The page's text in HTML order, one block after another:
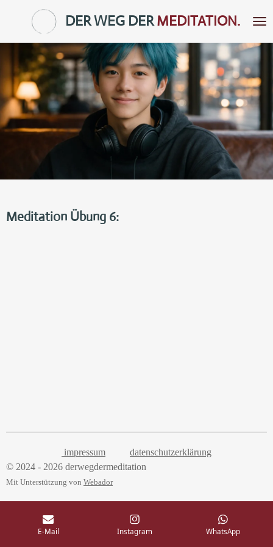
Hauptinhalt
springen
DER WEG DERMEDITATION.
Meditation Übung 6:
impressum
datenschutzerklärung
© 2024 - 2026 derwegdermeditation
Mit Unterstützung von Webador
E-Mail Instagram WhatsApp